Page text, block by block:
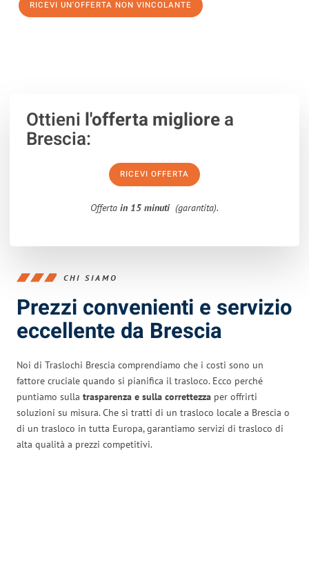
RICEVI UN'OFFERTA NON VINCOLANTE
Ottieni l'offerta migliorea
Brescia:
RICEVI OFFERTA
Offerta in 15 minuti (garantita).
CHI SIAMO
Prezzi convenienti e servizio
eccellente da Brescia
Noi di Traslochi Brescia comprendiamo che i costi sono un
fattore cruciale quando si pianifica il trasloco. Ecco perché
puntiamo sulla trasparenza e sulla correttezza per offrirti
soluzioni su misura. Che si tratti di un trasloco locale a Brescia o
di un trasloco in tutta Europa, garantiamo servizi di trasloco di
alta qualità a prezzi competitivi.